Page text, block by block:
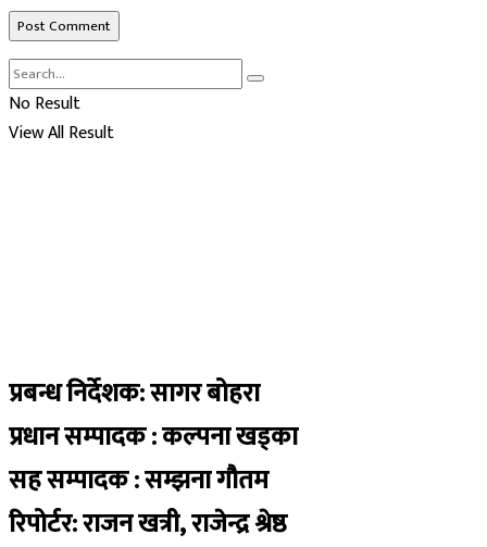
No Result
View All Result
प्रबन्ध निर्देशक: सागर बोहरा
प्रधान सम्पादक : कल्पना खड्का
सह सम्पादक : सम्झना गौतम
रिपोर्टर: राजन खत्री, राजेन्द्र श्रेष्ठ